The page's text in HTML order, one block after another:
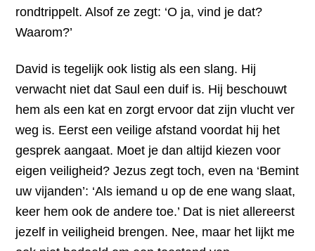
rondtrippelt. Alsof ze zegt: ‘O ja, vind je dat?
Waarom?’
David is tegelijk ook listig als een slang. Hij
verwacht niet dat Saul een duif is. Hij beschouwt
hem als een kat en zorgt ervoor dat zijn vlucht ver
weg is. Eerst een veilige afstand voordat hij het
gesprek aangaat. Moet je dan altijd kiezen voor
eigen veiligheid? Jezus zegt toch, even na ‘Bemint
uw vijanden’: ‘Als iemand u op de ene wang slaat,
keer hem ook de andere toe.’ Dat is niet allereerst
jezelf in veiligheid brengen. Nee, maar het lijkt me